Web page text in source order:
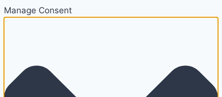
Manage Consent